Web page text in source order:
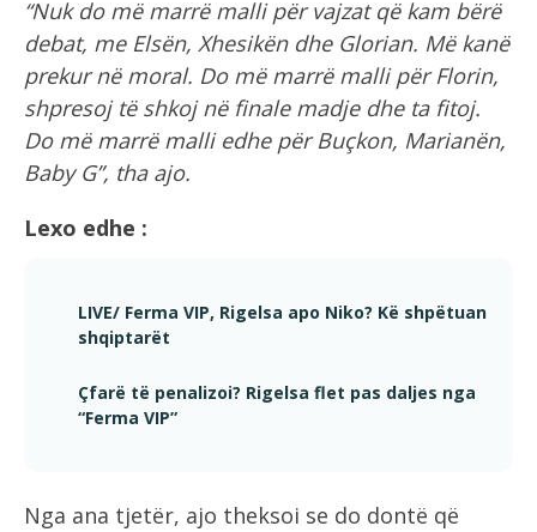
“Nuk do më marrë malli për vajzat që kam bërë
debat, me Elsën, Xhesikën dhe Glorian. Më kanë
prekur në moral. Do më marrë malli për Florin,
shpresoj të shkoj në finale madje dhe ta fitoj.
Do më marrë malli edhe për Buçkon, Marianën,
Baby G”, tha ajo.
Lexo edhe :
LIVE/ Ferma VIP, Rigelsa apo Niko? Kë shpëtuan
shqiptarët
Çfarë të penalizoi? Rigelsa flet pas daljes nga
“Ferma VIP”
Nga ana tjetër, ajo theksoi se do dontë që